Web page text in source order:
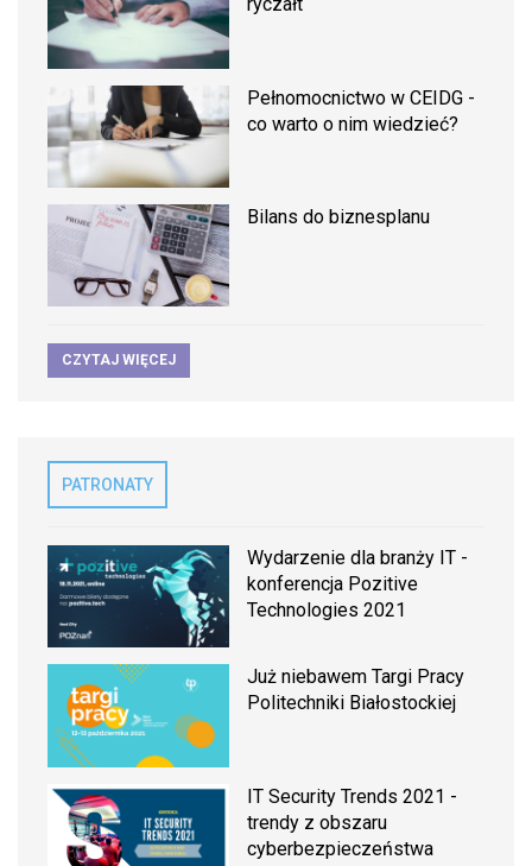
ryczałt
Pełnomocnictwo w CEIDG -
co warto o nim wiedzieć?
Bilans do biznesplanu
CZYTAJ WIĘCEJ
PATRONATY
Wydarzenie dla branży IT -
konferencja Pozitive
Technologies 2021
Już niebawem Targi Pracy
Politechniki Białostockiej
IT Security Trends 2021 -
trendy z obszaru
cyberbezpieczeństwa